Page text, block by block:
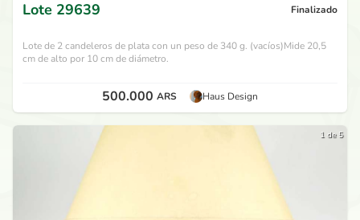
Lote 29639 Finalizado
Lote de 2 candeleros de plata con un peso de 340 g. (vacíos)Mide 20,5
cm de alto por 10 cm de diámetro.
500.000 ARS Haus Design
1 de 5